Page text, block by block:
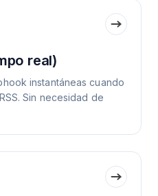
real)
instantáneas cuando
Sin necesidad de